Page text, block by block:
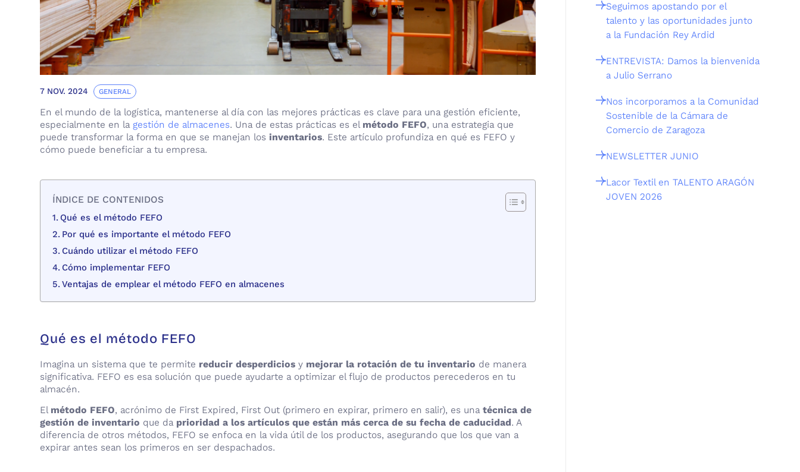
7 NOV. 2024 GENERAL
En el mundo de la logística, mantenerse al día con las mejores prácticas es clave para una gestión eficiente,
especialmente en la gestión de almacenes. Una de estas prácticas es el método FEFO, una estrategia que
puede transformar la forma en que se manejan los inventarios. Este artículo profundiza en qué es FEFO y
cómo puede beneficiar a tu empresa.
ÍNDICE DE CONTENIDOS
Qué es el método FEFO
Por qué es importante el método FEFO
Cuándo utilizar el método FEFO
Cómo implementar FEFO
Ventajas de emplear el método FEFO en almacenes
Qué es el método FEFO
Imagina un sistema que te permite reducir desperdicios y mejorar la rotación de tu inventario de manera
significativa. FEFO es esa solución que puede ayudarte a optimizar el flujo de productos perecederos en tu
almacén.
El método FEFO, acrónimo de First Expired, First Out (primero en expirar, primero en salir), es una técnica de
gestión de inventario que da prioridad a los artículos que están más cerca de su fecha de caducidad. A
diferencia de otros métodos, FEFO se enfoca en la vida útil de los productos, asegurando que los que van a
expirar antes sean los primeros en ser despachados.
Seguimos apostando por el
talento y las oportunidades junto
a la Fundación Rey Ardid
ENTREVISTA: Damos la bienvenida
a Julio Serrano
Nos incorporamos a la Comunidad
Sostenible de la Cámara de
Comercio de Zaragoza
NEWSLETTER JUNIO
Lacor Textil en TALENTO ARAGÓN
JOVEN 2026